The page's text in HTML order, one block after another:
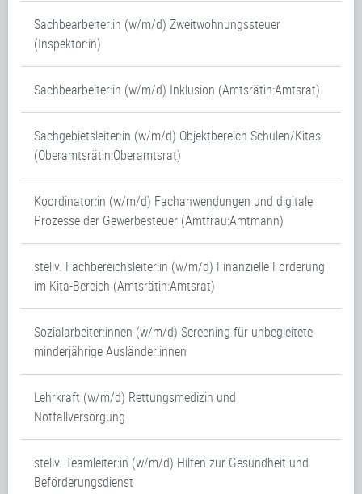
Sachbearbeiter:in (w/m/d) Zweitwohnungssteuer
(Inspektor:in)
Sachbearbeiter:in (w/m/d) Inklusion (Amtsrätin:Amtsrat)
Sachgebietsleiter:in (w/m/d) Objektbereich Schulen/Kitas
(Oberamtsrätin:Oberamtsrat)
Koordinator:in (w/m/d) Fachanwendungen und digitale
Prozesse der Gewerbesteuer (Amtfrau:Amtmann)
stellv. Fachbereichsleiter:in (w/m/d) Finanzielle Förderung
im Kita-Bereich (Amtsrätin:Amtsrat)
Sozialarbeiter:innen (w/m/d) Screening für unbegleitete
minderjährige Ausländer:innen
Lehrkraft (w/m/d) Rettungsmedizin und
Notfallversorgung
stellv. Teamleiter:in (w/m/d) Hilfen zur Gesundheit und
Beförderungsdienst